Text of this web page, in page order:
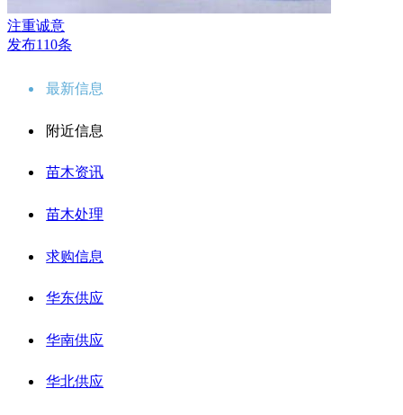
注重诚意
发布110条
最新信息
附近信息
苗木资讯
苗木处理
求购信息
华东供应
华南供应
华北供应